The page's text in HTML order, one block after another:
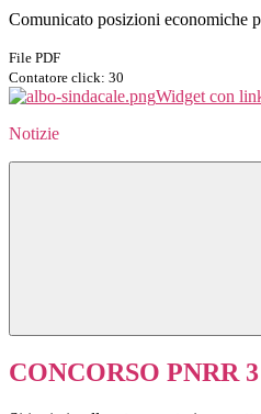
Comunicato posizioni economiche
File PDF
Contatore click: 30
Widget con
Notizie
CONCORSO PNRR 3